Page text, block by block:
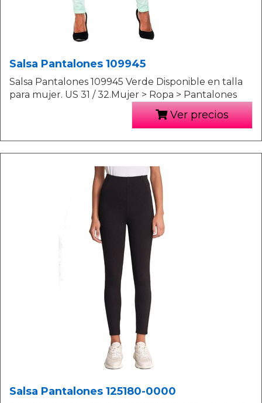
Salsa Pantalones 109945
Salsa Pantalones 109945 Verde Disponible en talla
para mujer. US 31 / 32.Mujer > Ropa > Pantalones
Ver precios
Salsa Pantalones 125180-0000